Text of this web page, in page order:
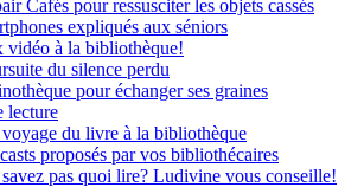
Cafés pour ressusciter les objets cassés
expliqués aux séniors
vidéo à la bibliothèque!
du silence perdu
pour échanger ses graines
lecture
du livre à la bibliothèque
proposés par vos bibliothécaires
pas quoi lire? Ludivine vous conseille!